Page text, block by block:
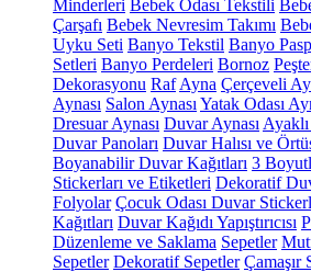
Minderleri Bebek Odası Tekstili
Çarşafı Bebek Nevresim Takımı
Uyku Seti Banyo Tekstil Banyo
Setleri Banyo Perdeleri Bornoz
Dekorasyonu Raf Ayna Çerçeveli
Aynası Salon Aynası Yatak Odası
Dresuar Aynası Duvar Aynası
Duvar Panoları Duvar Halısı ve
Boyanabilir Duvar Kağıtları 3
Stickerları ve Etiketleri Dekoratif
Folyolar Çocuk Odası Duvar
Kağıtları Duvar Kağıdı Yapıştırıcısı
Düzenleme ve Saklama Sepetler
Sepetler Dekoratif Sepetler Çamaşır